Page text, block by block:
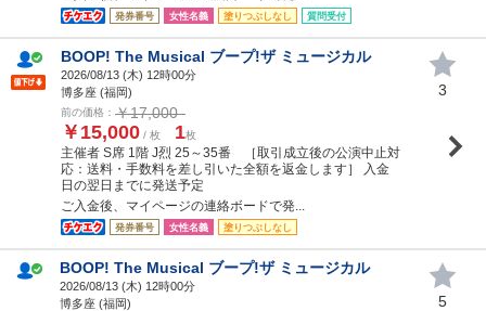
発券番号 女性名義 塗りつぶしなし 質問受付
BOOP! The Musical ブープ!ザ ミュージカル
2026/08/13 (木) 12時00分
博多座 (福岡)
前の価格： ￥17,000
￥15,000 / 枚 1枚
主催者 S席 1階 J烈 25～35番 ［取引成立後の公演中止対
応：送料・手数料を差し引いた全額を返金します］ 入金
日の翌日までに発送予定
ご入金後、マイページの連絡ボードで発...
発券番号 女性名義 塗りつぶしなし
3
BOOP! The Musical ブープ!ザ ミュージカル
2026/08/13 (木) 12時00分
博多座 (福岡)
5